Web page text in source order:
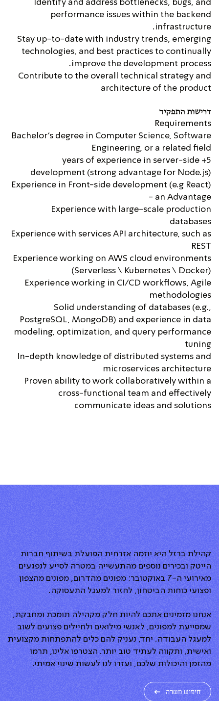
Identify and address bottlenecks, bugs, and
performance issues within the backend
infrastructure.
Stay up-to-date with industry trends, emerging
technologies, and best practices to continually
improve the development process.
Contribute to the overall technical strategy and
architecture of the product
דרישות התפקיד
Requirements
Bachelor's degree in Computer Science, Software
Engineering, or a related field
5+ years of experience in server-side
development (strong advantage for Node.js)
Experience in Front-side development (e.g React)
- an Advantage
Experience with large-scale production
databases
Experience with services API architecture, such as
REST
Experience working on AWS cloud environments
(Serverless \ Kubernetes \ Docker)
Experience working in CI/CD workflows, Agile
methodologies
Solid understanding of databases (e.g.,
PostgreSQL, MongoDB) and experience in data
modeling, optimization, and query performance
tuning
In-depth knowledge of distributed systems and
microservices architecture
Proven ability to work collaboratively within a
cross-functional team and effectively
communicate ideas and solutions
קהילת ברזל היא יוזמה אזרחית הפועלת בשיתוף חברות
הייטק ובכירים נוספים מהתעשייה במטרה לסייע לנפגעים
מאירועי ה-7 באוקטובר; מפונים מהדרום, מפונים מהצפון
ופצועי כוחות הביטחון, לחזור למעגל התעסוקה.
אנחנו מזמינים אתכם להיות חלק מקהילה תומכת ומחבקת,
שמסייעת למפונים, לאנשי מילואים ולחיילים פצועים לשוב
למעגל העבודה. יחד, נעניק להם כלים להתפתחות מקצועית
ואישית, ותקווה לעתיד טוב יותר. הצטרפו אלינו, תרמו
מהזמן והיכולות שלכם, ועזרו לנו לעשות שינוי אמיתי.
חיפוש משרה